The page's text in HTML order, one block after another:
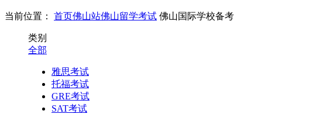
当前位置： 首页佛山站佛山留学考试 佛山国际学校备考
类别
全部
雅思考试
托福考试
GRE考试
SAT考试